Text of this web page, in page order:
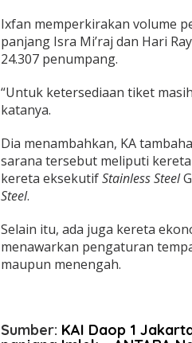
Ixfan memperkirakan volume
panjang Isra Mi’raj dan Hari
24.307 penumpang.
“Untuk ketersediaan tiket
katanya.
Dia menambahkan, KA
sarana tersebut meliputi
kereta eksekutifStainless Steel
Steel.
Selain itu, ada juga kereta
menawarkan pengaturan
maupun menengah.
Sumber: KAI Daop 1